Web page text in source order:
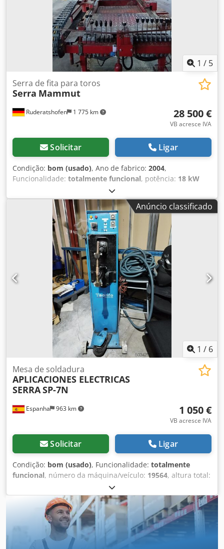
1 / 5
Ruderatshofen 1 775 km
Serra de fita para toros
Serra Mammut
28 500 €
VB acresce IVA
Solicitar Ligar
Condição: bom (usado), Ano de fabrico: 2004,
Funcionalidade: totalmente funcional, potência: 18 kW
, tensão de entrada:380 V
32 A, altura de corte (máx.):800 mm, largura de corte
900 mm, Esta serraria inclui: 2x Grampos de aperto
4x Batentes verticais 4x Niveladores com suportes 3x
Braços elevadores de toras 1x Pré-cortador 1x Rolo de
toras com motor 1x Lubrificação da lâmina de serra 1x
Lubrificação a água 1x Controlo de posicionamento elétrico
Comprimento padrão de corte: 7,1 m Passagem de toras:
aproximadamente 90 cm Bomba hidráulica: 17 litros
Potência do motor: 18 kW Largura da lâmina de serra: 100
mm Dsdpfozk Exdox Adwokr
Anúncio classificado
1 / 6
Espanha 963 km
Mesa de soldadura
APLICACIONES ELECTRICAS
SERRASP-7N
1 050 €
VB acresce IVA
Solicitar Ligar
Condição: bom (usado), Funcionalidade: totalmente
funcional, número da máquina/veículo: 19564, altura total:
, comprimento total:
510 mm, tipo de corrente de entrada:trifásico, peso total:
, altura do produto (máx.):2 mm
, tensão de
entrada:380 V, Soldadura por pontos APLICACIONES
ELÉCTRICAS SERRA modelo SP-7N, usada, em excelente
estado e pronta para trabalhar. Equipamento robusto e